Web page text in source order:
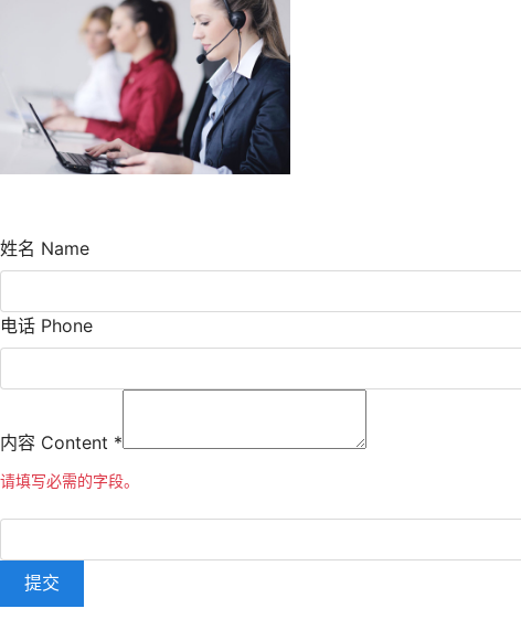
姓名 Name
电话 Phone
内容 Content *
请填写必需的字段。
提交